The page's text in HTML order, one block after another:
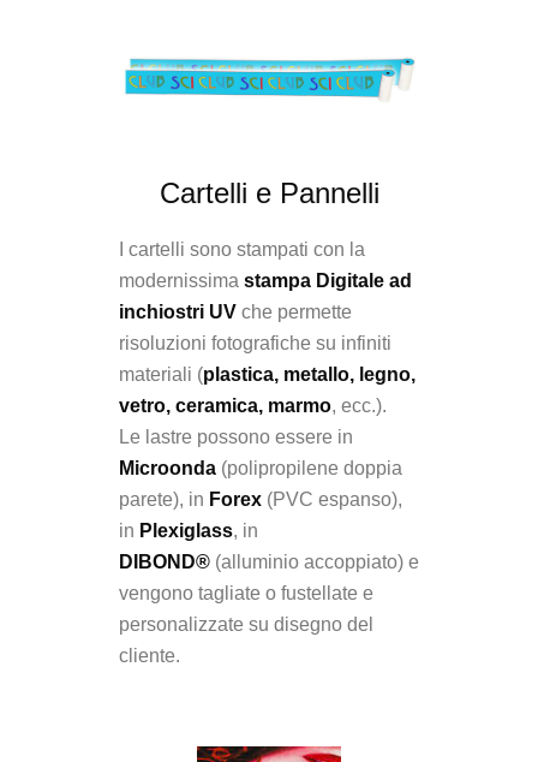
Cartelli e Pannelli
I cartelli sono stampati con la
modernissima stampa Digitale ad
inchiostri UV che permette
risoluzioni fotografiche su infiniti
materiali (plastica, metallo, legno,
vetro, ceramica, marmo, ecc.).
Le lastre possono essere in
Microonda (polipropilene doppia
parete), in Forex (PVC espanso),
in Plexiglass, in
DIBOND® (alluminio accoppiato) e
vengono tagliate o fustellate e
personalizzate su disegno del
cliente.